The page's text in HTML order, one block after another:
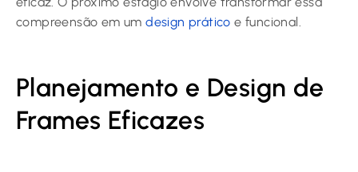
compreensão em umdesign prático e funcional.
Planejamento e Design de
Frames Eficazes